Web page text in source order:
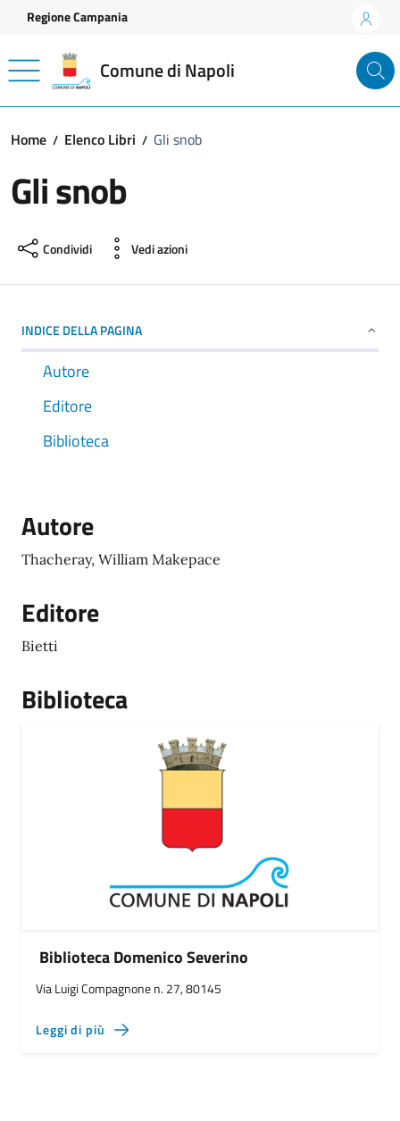
Vai ai contenuti
Vai al footer
Regione Campania
Comune di Napoli
Home Elenco Libri Gli snob
Gli snob
Condividi Vedi azioni
INDICE DELLA PAGINA
Autore
Editore
Biblioteca
Autore
Thacheray, William Makepace
Editore
Bietti
Biblioteca
Biblioteca Domenico Severino
Via Luigi Compagnone n. 27, 80145
Leggi di più